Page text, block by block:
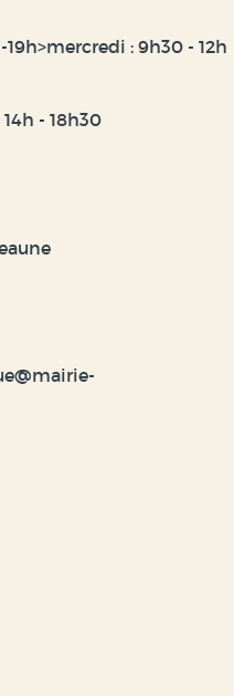
: 9h30 - 12h
- 18h30